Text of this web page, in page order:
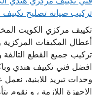
تركيب صيانة تصليح تكييف
تكييف مركزي الكويت
أعطال المكيفات المركزية
تركيب جميع القطع التالفة
افضل فني تكييف هندي
وحدات تبريد للابنية،
الاجهزة اللازمة ، و نقوم